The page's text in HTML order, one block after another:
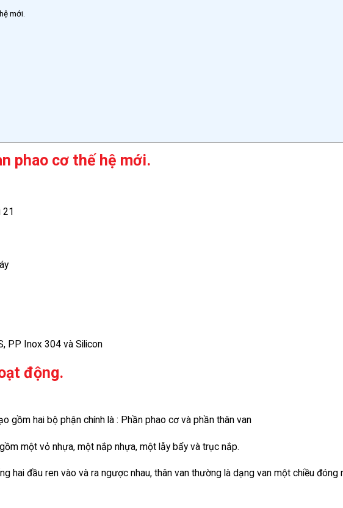
mới.
phao cơ thế hệ mới.
21
PP Inox 304 và Silicon
động.
gồm hai bộ phận chính là : Phần phao cơ và phần thân van
một vỏ nhựa, một nắp nhựa, một lẫy bẩy và trục nắp.
hai đầu ren vào và ra ngược nhau, thân van thường là dạng van một chiều đóng